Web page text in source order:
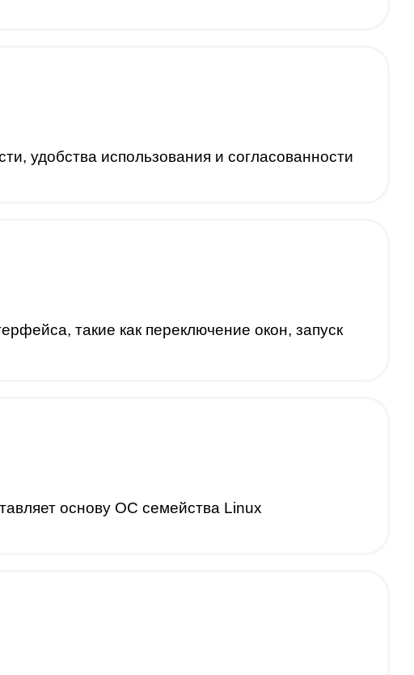
удобства использования и согласованности
такие как переключение окон, запуск
основу ОС семейства Linux